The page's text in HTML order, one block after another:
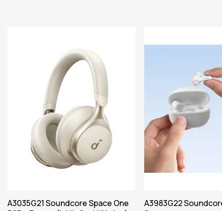
A3035G21 Soundcore Space One
A3983G22